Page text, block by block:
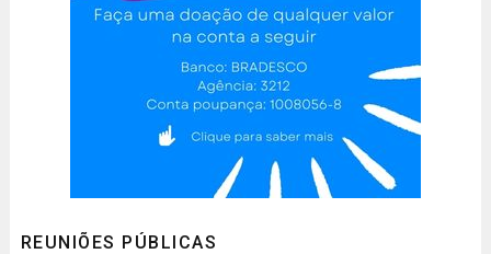
REUNIÕES PÚBLICAS